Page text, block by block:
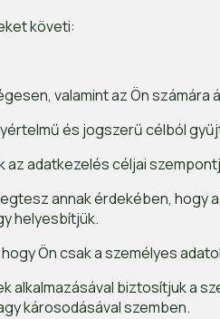
követi:
valamint az Ön számára
és jogszerű célból
adatkezelés céljai
annak érdekében,
helyesbítjük.
Ön csak a személyes
alkalmazásával biztosítjuk a
károsodásával szemben.